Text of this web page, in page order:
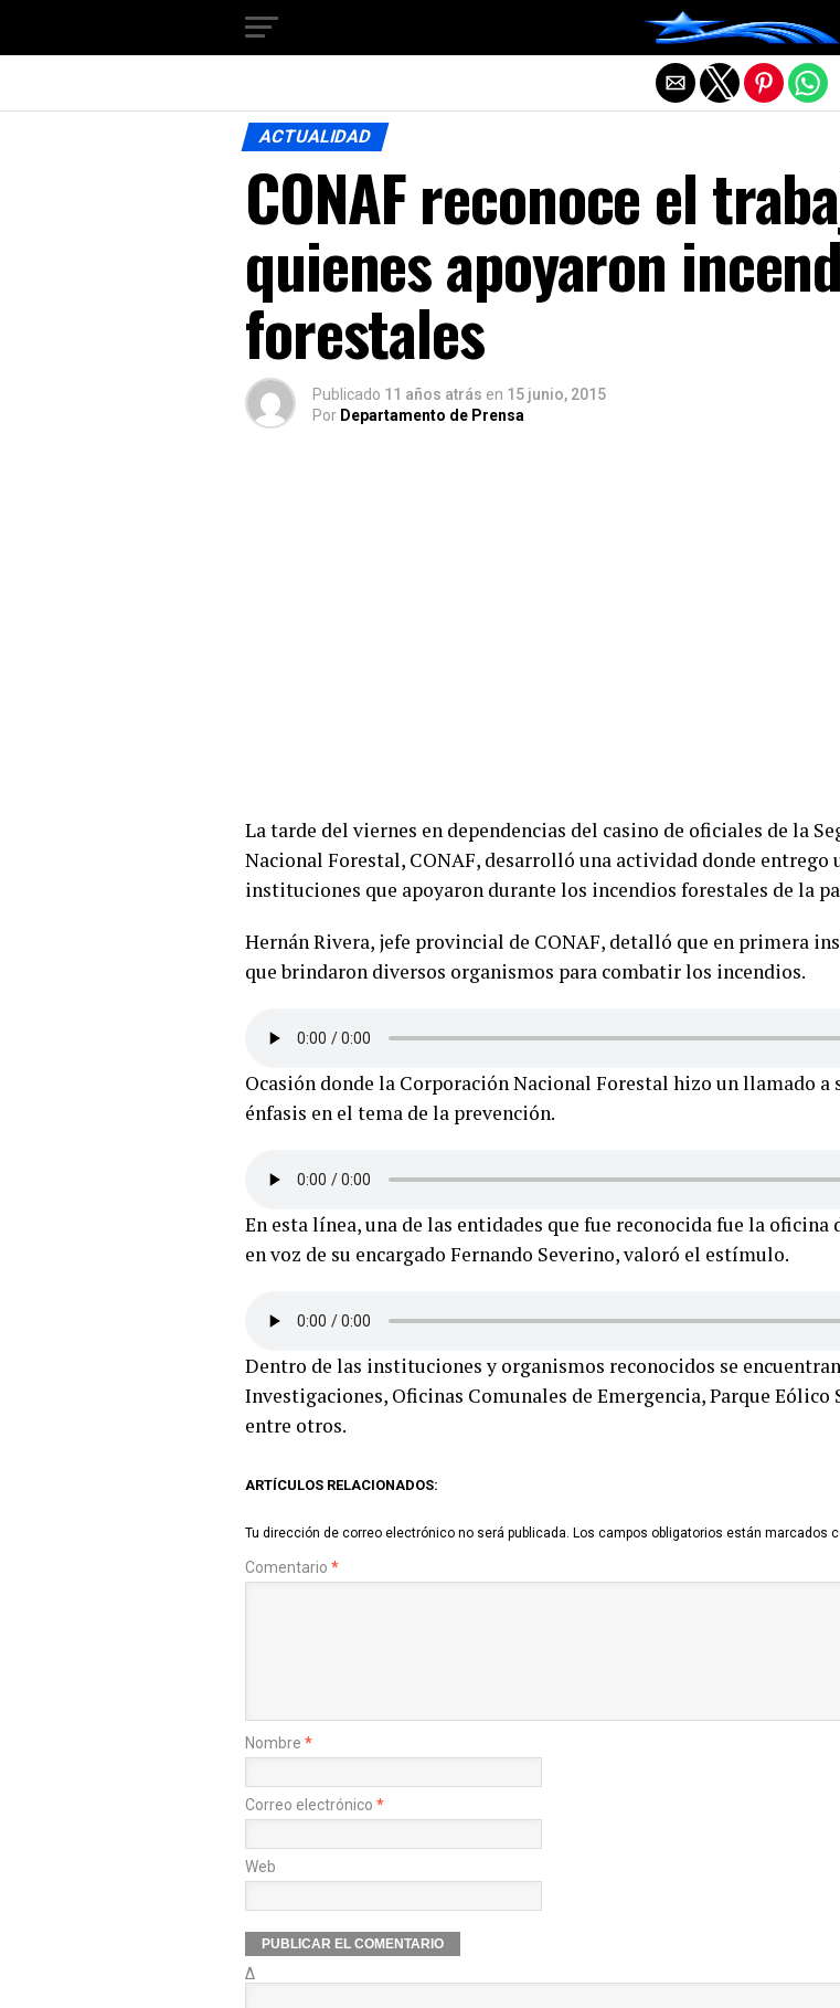
ACTUALIDAD
CONAF reconoce el
quienes apoyaron
forestales
Publicado 11 años atrás en 15 junio, 2015
Por Departamento de Prensa
La tarde del viernes en dependencias del casino de oficiales de la
Nacional Forestal, CONAF, desarrolló una actividad donde entrego
instituciones que apoyaron durante los incendios forestales de la
Hernán Rivera, jefe provincial de CONAF, detalló que en primera
que brindaron diversos organismos para combatir los incendios.
Ocasión donde la Corporación Nacional Forestal hizo un llamado
énfasis en el tema de la prevención.
En esta línea, una de las entidades que fue reconocida fue la
en voz de su encargado Fernando Severino, valoró el estímulo.
Dentro de las instituciones y organismos reconocidos se
Investigaciones, Oficinas Comunales de Emergencia, Parque
entre otros.
ARTÍCULOS RELACIONADOS:
Tu dirección de correo electrónico no será publicada. Los campos obligatorios están marcados
Comentario *
Nombre *
Correo electrónico *
Web
Δ
Salir de la versión móvil